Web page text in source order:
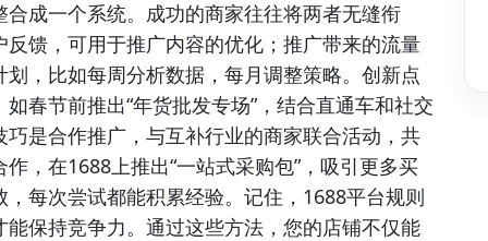
成一个系统。成功的商家往往将两者无缝衔
馈，可用于推广内容的优化；推广带来的流量
，比如每周分析数据，每月调整策略。创新点
春节前推出“年货批发专场”，结合直通车和社交
是合作推广，与互补行业的商家联合活动，共
，在1688上推出“一站式采购包”，吸引更多买
每次尝试都能积累经验。记住，1688平台规则
保持竞争力。通过这些方法，您的店铺不仅能